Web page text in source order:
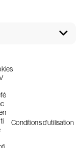
Conditions d'utilisation